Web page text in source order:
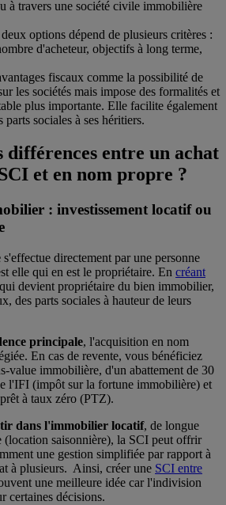
à travers une société civile immobilière
options dépend de plusieurs critères :
d'acheteur, objectifs à long terme,
fiscaux comme la possibilité de
les sociétés mais impose des formalités et
plus importante. Elle facilite également
parts sociales à ses héritiers.
différences entre un achat
et en nom propre ?
: investissement locatif ou
s'effectue directement par une personne
elle qui en est le propriétaire. En créant
devient propriétaire du bien immobilier,
des parts sociales à hauteur de leurs
principale, l'acquisition en nom
En cas de revente, vous bénéficiez
value immobilière, d'un abattement de 30
l'IFI (impôt sur la fortune immobilière) et
à taux zéro (PTZ).
dans l'immobilier locatif, de longue
(location saisonnière), la SCI peut offrir
une gestion simplifiée par rapport à
à plusieurs. Ainsi, créer une SCI entre
une meilleure idée car l'indivision
certaines décisions.